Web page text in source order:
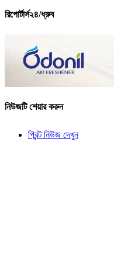
রিপোর্টার্স২৪/ধ্রুব
নিউজটি শেয়ার করুন
প্রিন্ট নিউজ দেখুন